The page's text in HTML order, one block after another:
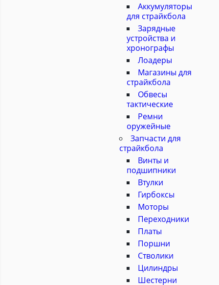
Аккумуляторы
для страйкбола
Зарядные
устройства и
хронографы
Лоадеры
Магазины для
страйкбола
Обвесы
тактические
Ремни
оружейные
Запчасти для
страйкбола
Винты и
подшипники
Втулки
Гирбоксы
Моторы
Переходники
Платы
Поршни
Стволики
Цилиндры
Шестерни